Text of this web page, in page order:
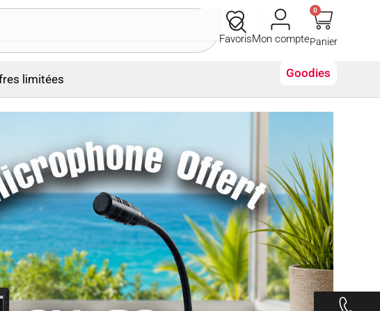
FavorisMon compte
0
Panier
limitées Goodies